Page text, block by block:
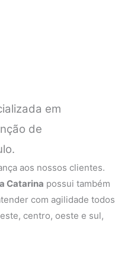
em
de
aos nossos clientes.
Catarina possui também
com agilidade todos
centro, oeste e sul,